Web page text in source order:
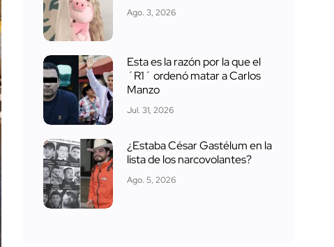
Ago. 3, 2026
Esta es la razón por la que el
´R1´ ordenó matar a Carlos
Manzo
Jul. 31, 2026
¿Estaba César Gastélum en la
lista de los narcovolantes?
Ago. 5, 2026